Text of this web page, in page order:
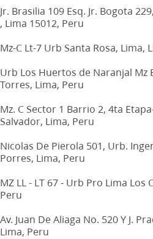
Jr. Brasilia 109 Esq. Jr. Bogota
, Lima 15012, Peru
Mz-C Lt-7 Urb Santa Rosa, Lima,
Urb Los Huertos de Naranjal Mz
Torres, Lima, Peru
Mz. C Sector 1 Barrio 2, 4ta
Salvador, Lima, Peru
Nicolas De Pierola 501, Urb.
Porres, Lima, Peru
MZ LL - LT 67 - Urb Pro Lima Los
Peru
Av. Juan De Aliaga No. 520 Y J.
Lima, Peru